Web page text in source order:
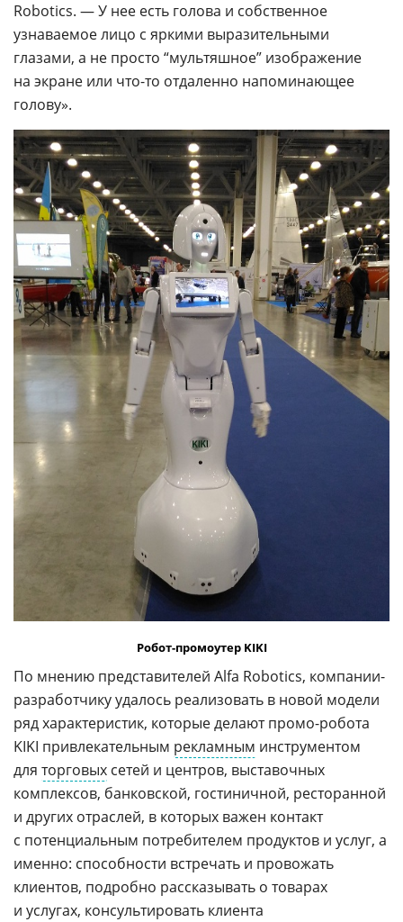
Robotics. — У нее есть голова и собственное
узнаваемое лицо с яркими выразительными
глазами, а не просто “мультяшное” изображение
на экране или что-то отдаленно напоминающее
голову».
Робот-промоутер KIKI
По мнению представителей Alfa Robotics, компании-
разработчику удалось реализовать в новой модели
ряд характеристик, которые делают промо-робота
KIKI привлекательным рекламным инструментом
для торговых сетей и центров, выставочных
комплексов, банковской, гостиничной, ресторанной
и других отраслей, в которых важен контакт
с потенциальным потребителем продуктов и услуг, а
именно: способности встречать и провожать
клиентов, подробно рассказывать о товарах
и услугах, консультировать клиента